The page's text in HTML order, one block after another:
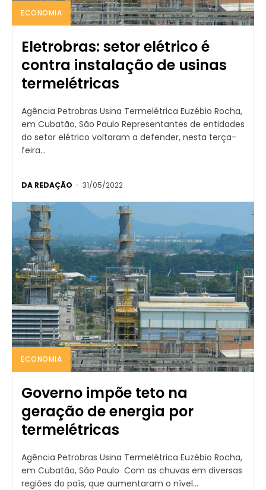
ECONOMIA
Eletrobras: setor elétrico é
contra instalação de usinas
termelétricas
Agência Petrobras Usina Termelétrica Euzébio Rocha,
em Cubatão, São Paulo Representantes de entidades
do setor elétrico voltaram a defender, nesta terça-
feira...
DA REDAÇÃO - 31/05/2022
ECONOMIA
Governo impõe teto na
geração de energia por
termelétricas
Agência Petrobras Usina Termelétrica Euzébio Rocha,
em Cubatão, São Paulo Com as chuvas em diversas
regiões do país, que aumentaram o nível...